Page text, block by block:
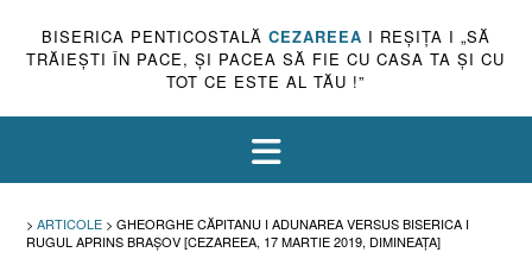
BISERICA PENTICOSTALĂ CEZAREEA I REŞIŢA I „SĂ
TRĂIEŞTI ÎN PACE, ŞI PACEA SĂ FIE CU CASA TA ŞI CU
TOT CE ESTE AL TĂU !”
> ARTICOLE > GHEORGHE CĂPITANU I ADUNAREA VERSUS BISERICA I
RUGUL APRINS BRAŞOV [CEZAREEA, 17 MARTIE 2019, DIMINEAŢA]